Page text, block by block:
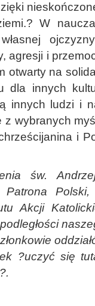
W
agresji i
otwarty na
dla innych
innych ludzi i
wybranych
i
św.
Patrona
Akcji
?uczyć się